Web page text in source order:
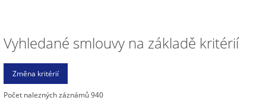
Vyhledané smlouvy na základě kritérií
Počet nalezných záznámů 940